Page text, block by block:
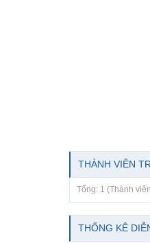
THÀNH VIÊN
Tổng: 1 (Thành
THỐNG KÊ